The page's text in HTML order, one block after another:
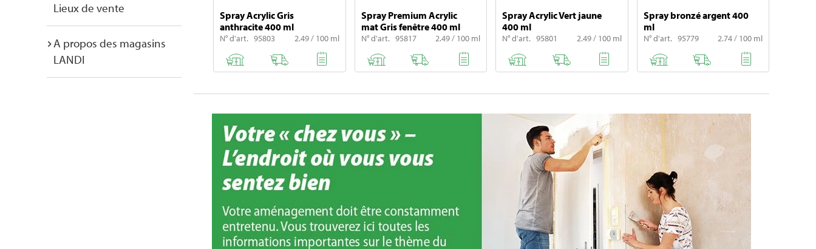
Lieux de vente
A propos des magasins
LANDI
Spray Acrylic Gris
anthracite 400 ml
N° d'art. 95803 2.49 / 100 ml
Spray Premium Acrylic
mat Gris fenêtre 400 ml
N° d'art. 95817 2.49 / 100 ml
Spray Acrylic Vert jaune
400 ml
N° d'art. 95801 2.49 / 100 ml
Spray bronzé argent 400
ml
N° d'art. 95779 2.74 / 100 ml